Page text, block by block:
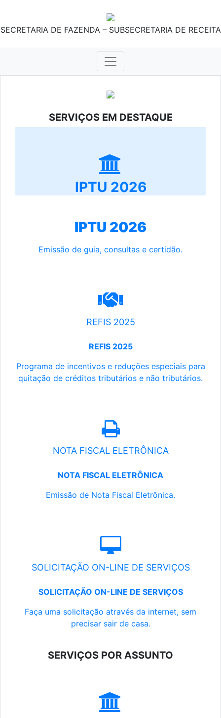
SECRETARIA DE FAZENDA – SUBSECRETARIA DE RECEITA
SERVIÇOS EM DESTAQUE
IPTU 2026
IPTU 2026
Emissão de guia, consultas e certidão.
REFIS 2025
REFIS 2025
Programa de incentivos e reduções especiais para
quitação de créditos tributários e não tributários.
NOTA FISCAL ELETRÔNICA
NOTA FISCAL ELETRÔNICA
Emissão de Nota Fiscal Eletrônica.
SOLICITAÇÃO ON-LINE DE SERVIÇOS
SOLICITAÇÃO ON-LINE DE SERVIÇOS
Faça uma solicitação através da internet, sem
precisar sair de casa.
SERVIÇOS POR ASSUNTO